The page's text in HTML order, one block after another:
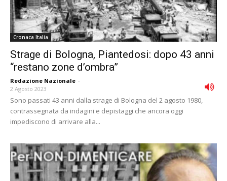
Cronaca Italia
Strage di Bologna, Piantedosi: dopo 43 anni
“restano zone d’ombra”
Redazione Nazionale -
2 Agosto 2023
Sono passati 43 anni dalla strage di Bologna del 2 agosto 1980,
contrassegnata da indagini e depistaggi che ancora oggi
impediscono di arrivare alla...